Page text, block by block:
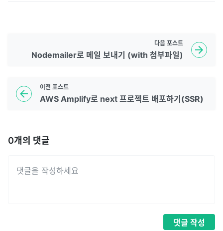
이전 포스트
AWS Amplify로 next 프로젝트 배포하기(SSR)
다음 포스트
Nodemailer로 메일 보내기 (with 첨부파일)
0개의 댓글
댓글 작성